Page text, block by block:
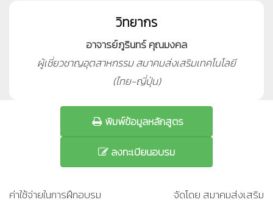
วิทยากร
อาจารย์ภูรินทร์ คุณมงคล
ผู้เชี่ยวชาญอุตสาหกรรม สมาคมส่งเสริมเทคโนโลยี
(ไทย-ญี่ปุ่น)
พิมพ์ข้อมูลหลักสูตร
ลงทะเบียนอบรม
ค่าใช้จ่ายในการฝึกอบรม
จัดโดย สมาคมส่งเสริม